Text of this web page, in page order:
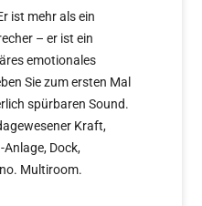
ist mehr als ein
– er ist ein
emotionales
Sie zum ersten Mal
spürbaren Sound.
Kraft,
Dock,
Multiroom.